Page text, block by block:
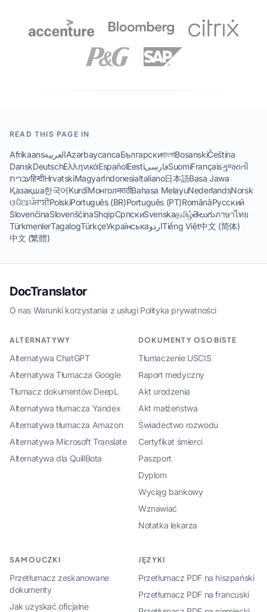
READ THIS PAGE IN
AfrikaansالعربيةAzərbaycancaБългарскиবাংলাBosanskiČeština
DanskDeutschΕλληνικάEspañolEestiفارسیSuomiFrançaisગુજરાતી
עבריתहिन्दीHrvatskiMagyarIndonesiaItaliano日本語Basa Jawa
Қазақша한국어KurdîМонголमराठीBahasa MelayuNederlandsNorsk
ଓଡିଆਪੰਜਾਬੀPolskiPortuguês (BR)Português (PT)RomânăРусский
SlovenčinaSlovenščinaShqipСрпскиSvenskaதமிழ்తెలుగుภาษาไทย
TürkmenlerTagalogTürkçeУкраїнськаاردوTiếng Việt中文 (简体)
中文 (繁體)
DocTranslator
O nas·Warunki korzystania z usługi·Polityka prywatności
ALTERNATYWY
Alternatywa ChatGPT
Alternatywa Tłumacza Google
Tłumacz dokumentów DeepL
Alternatywa tłumacza Yandex
Alternatywa tłumacza Amazon
Alternatywa Microsoft Translate
Alternatywa dla QuillBota
DOKUMENTY OSOBISTE
Tłumaczenie USCIS
Raport medyczny
Akt urodzenia
Akt małżeństwa
Świadectwo rozwodu
Certyfikat śmierci
Paszport
Dyplom
Wyciąg bankowy
Wznawiać
Notatka lekarza
SAMOUCZKI
Przetłumacz zeskanowane
dokumenty
Jak uzyskać oficjalne
JĘZYKI
Przetłumacz PDF na hiszpański
Przetłumacz PDF na francuski